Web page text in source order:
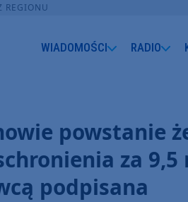
REGIONU
WIADOMOŚCI RADIO
powstanie
za 9,5
podpisana